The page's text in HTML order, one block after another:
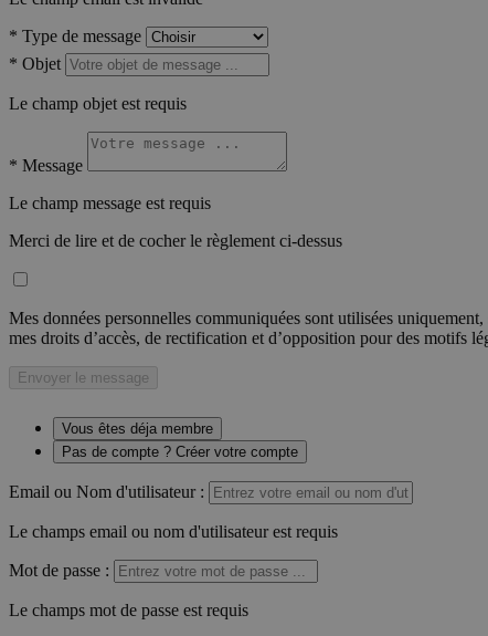
* Type de message
* Objet
Le champ objet est requis
* Message
Le champ message est requis
Merci de lire et de cocher le règlement ci-dessus
Mes données personnelles communiquées sont utilisées
mes droits d’accès, de rectification et d’opposition pour des motifs
Envoyer le message
Vous êtes déja membre
Pas de compte ? Créer votre compte
Email ou Nom d'utilisateur :
Le champs email ou nom d'utilisateur est requis
Mot de passe :
Le champs mot de passe est requis